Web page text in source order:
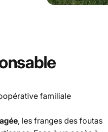
familiale
, les franges des foutas